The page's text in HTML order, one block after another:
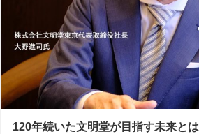
120年続いた文明堂が目指す未来とは